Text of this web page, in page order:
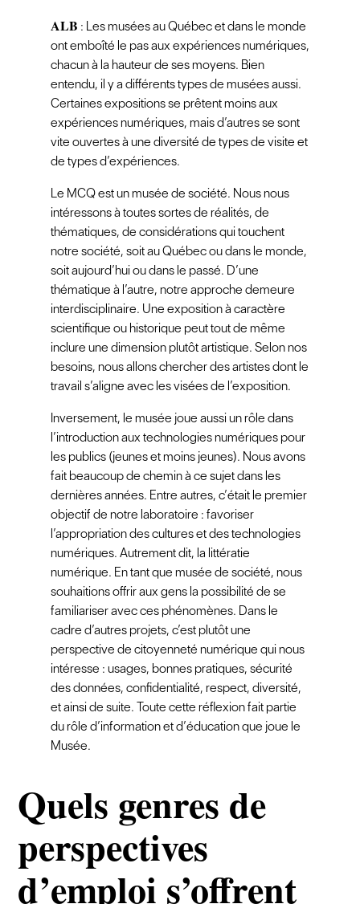
ALB : Les musées au Québec et dans le monde
ont emboîté le pas aux expériences numériques,
chacun à la hauteur de ses moyens. Bien
entendu, il y a différents types de musées aussi.
Certaines expositions se prêtent moins aux
expériences numériques, mais d’autres se sont
vite ouvertes à une diversité de types de visite et
de types d’expériences.
Le MCQ est un musée de société. Nous nous
intéressons à toutes sortes de réalités, de
thématiques, de considérations qui touchent
notre société, soit au Québec ou dans le monde,
soit aujourd’hui ou dans le passé. D’une
thématique à l’autre, notre approche demeure
interdisciplinaire. Une exposition à caractère
scientifique ou historique peut tout de même
inclure une dimension plutôt artistique. Selon nos
besoins, nous allons chercher des artistes dont le
travail s’aligne avec les visées de l’exposition.
Inversement, le musée joue aussi un rôle dans
l’introduction aux technologies numériques pour
les publics (jeunes et moins jeunes). Nous avons
fait beaucoup de chemin à ce sujet dans les
dernières années. Entre autres, c’était le premier
objectif de notre laboratoire : favoriser
l’appropriation des cultures et des technologies
numériques. Autrement dit, la littératie
numérique. En tant que musée de société, nous
souhaitions offrir aux gens la possibilité de se
familiariser avec ces phénomènes. Dans le
cadre d’autres projets, c’est plutôt une
perspective de citoyenneté numérique qui nous
intéresse : usages, bonnes pratiques, sécurité
des données, confidentialité, respect, diversité,
et ainsi de suite. Toute cette réflexion fait partie
du rôle d’information et d’éducation que joue le
Musée.
Quels genres de
perspectives
d’emploi s’offrent